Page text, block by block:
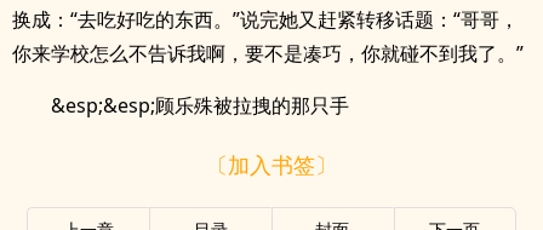
换成：“去吃好吃的东西。”说完她又赶紧转移话题：“哥哥，
你来学校怎么不告诉我啊，要不是凑巧，你就碰不到我了。”
&esp;&esp;顾乐殊被拉拽的那只手
〔加入书签〕